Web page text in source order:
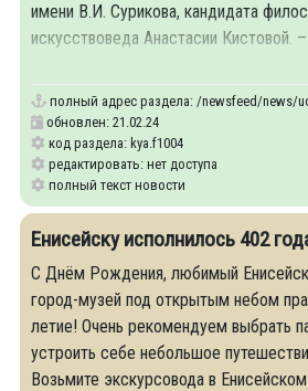
имени В.И. Сурикова, кандидата
искусствоведа Анастасии Кистовой.
полный адрес раздела: /newsfeed/news/
обновлен: 21.02.24
код раздела: kya.f1004
редактировать: нет доступа
полный текст новости
Енисейску исполнилось 402
С Днём Рождения, любимый
город-музей под открытым небом
летие! Очень рекомендуем выбрать
устроить себе небольшое
Возьмите экскурсовода в